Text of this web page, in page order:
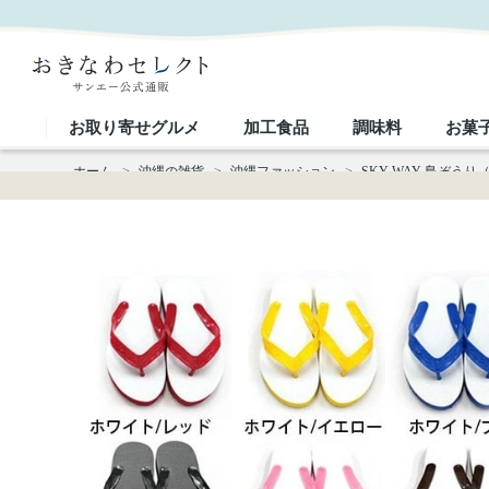
お取り寄せグルメ 加工食品 調味料 お菓
ホーム > 沖縄の雑貨 > 沖縄ファッション > SKY WAY 島ぞうり